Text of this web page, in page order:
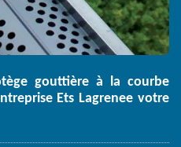
gouttière à la courbe
Ets Lagrenee votre